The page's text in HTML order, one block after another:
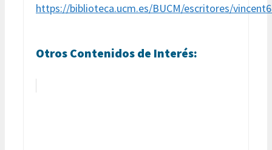
https://biblioteca.ucm.es/BUCM/escritores/
Otros Contenidos de Interés: